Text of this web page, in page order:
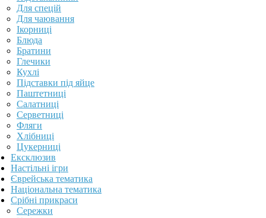
Для спецій
Для чаювання
Ікорниці
Блюда
Братини
Глечики
Кухлі
Підставки під яйце
Паштетниці
Салатниці
Серветниці
Фляги
Хлібниці
Цукерниці
Ексклюзив
Настільні ігри
Єврейська тематика
Національна тематика
Срібні прикраси
Сережки